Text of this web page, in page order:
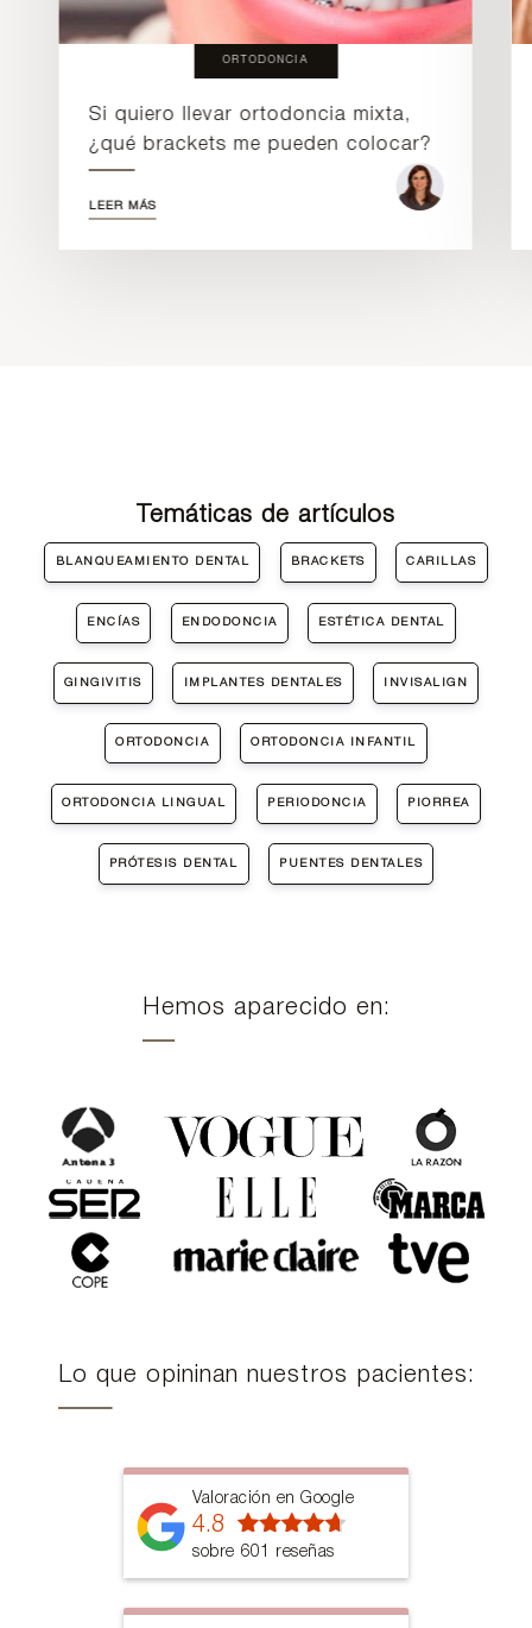
ORTODONCIA
Si quiero llevar ortodoncia mixta,
¿qué brackets me pueden colocar?
LEER MÁS
Temáticas de artículos
BLANQUEAMIENTO DENTAL BRACKETS CARILLAS
ENCÍAS ENDODONCIA ESTÉTICA DENTAL
GINGIVITIS IMPLANTES DENTALES INVISALIGN
ORTODONCIA ORTODONCIA INFANTIL
ORTODONCIA LINGUAL PERIODONCIA PIORREA
PRÓTESIS DENTAL PUENTES DENTALES
Hemos aparecido en:
Lo que opininan nuestros pacientes:
Valoración en Google
4.8
sobre 601 reseñas